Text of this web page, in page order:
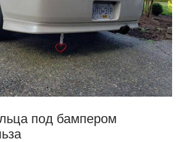
под бампером